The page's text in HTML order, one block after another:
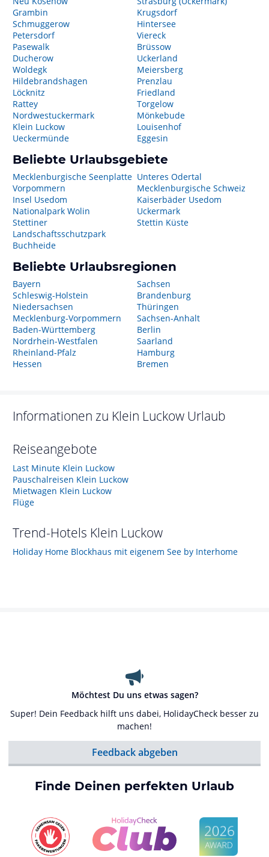
Grambin
Schmuggerow
Petersdorf
Pasewalk
Ducherow
Woldegk
Hildebrandshagen
Löcknitz
Rattey
Nordwestuckermark
Klein Luckow
Ueckermünde
Krugsdorf
Hintersee
Viereck
Brüssow
Uckerland
Meiersberg
Prenzlau
Friedland
Torgelow
Mönkebude
Louisenhof
Eggesin
Beliebte Urlaubsgebiete
Mecklenburgische Seenplatte
Vorpommern
Insel Usedom
Nationalpark Wolin
Stettiner
Landschaftsschutzpark
Buchheide
Unteres Odertal
Mecklenburgische Schweiz
Kaiserbäder Usedom
Uckermark
Stettin Küste
Beliebte Urlaubsregionen
Bayern
Schleswig-Holstein
Niedersachsen
Mecklenburg-Vorpommern
Baden-Württemberg
Nordrhein-Westfalen
Rheinland-Pfalz
Hessen
Sachsen
Brandenburg
Thüringen
Sachsen-Anhalt
Berlin
Saarland
Hamburg
Bremen
Informationen zu Klein Luckow Urlaub
Reiseangebote
Last Minute Klein Luckow
Pauschalreisen Klein Luckow
Mietwagen Klein Luckow
Flüge
Trend-Hotels Klein Luckow
Holiday Home Blockhaus mit eigenem See by Interhome
Möchtest Du uns etwas sagen?
Super! Dein Feedback hilft uns dabei, HolidayCheck besser zu
machen!
Feedback abgeben
Finde Deinen perfekten Urlaub